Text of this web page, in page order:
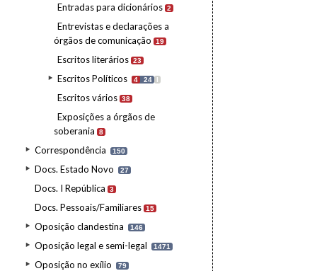
Entradas para dicionários 2
Entrevistas e declarações a
órgãos de comunicação
19
Escritos literários 23
Escritos Políticos 4 24 I
Escritos vários 38
Exposições a órgãos de
soberania
8
Correspondência 150
Docs. Estado Novo 27
Docs. I República 3
Docs. Pessoais/Familiares 15
Oposição clandestina 146
Oposição legal e semi-legal 1471
Oposição no exílio 79